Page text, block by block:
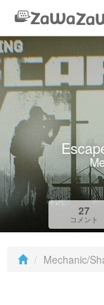
27
コメント
Mechanic/